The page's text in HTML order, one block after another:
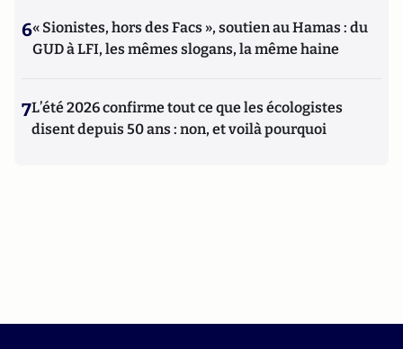
6« Sionistes, hors des Facs », soutien au Hamas : du
GUD à LFI, les mêmes slogans, la même haine
7L’été 2026 confirme tout ce que les écologistes
disent depuis 50 ans : non, et voilà pourquoi